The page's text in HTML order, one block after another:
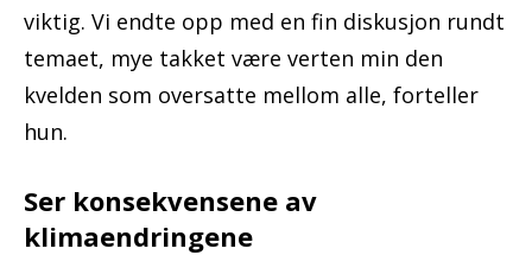
viktig. Vi endte opp med en fin diskusjon rundt
temaet, mye takket være verten min den
kvelden som oversatte mellom alle, forteller
hun.
Ser konsekvensene av
klimaendringene